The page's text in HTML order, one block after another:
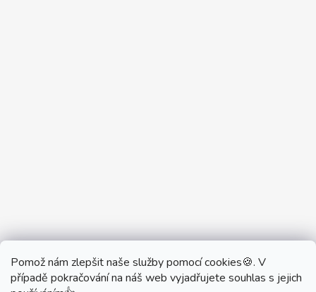
Pomož nám zlepšit naše služby pomocí cookies🍪. V
případě pokračování na náš web vyjadřujete souhlas s jejich
Partner Showroom MONOBRAND
Partner Eshop Monobrand.online